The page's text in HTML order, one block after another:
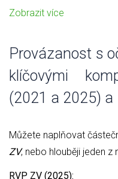
Zobrazit více
Provázanost s
klíčovými
(2021 a 2025) a
Můžete naplňovat
ZV, nebo hlouběji jeden z
RVP ZV (2025):